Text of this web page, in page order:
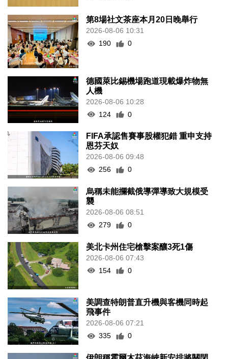
第8場社文茶座本月20日晚舉行
2026-08-06 10:31
190
0
德國萊比錫機場跑道現載爆炸物無
人機
2026-08-06 10:28
124
0
FIFA承認售賽事股權犯錯 重申支持
恩芬天奴
2026-08-06 09:48
256
0
烏稱未能攔截俄導彈導致大規模受
襲
2026-08-06 08:51
279
0
美北卡州住宅槍擊案釀3死1傷
2026-08-06 07:43
154
0
美調查特朗普直升機與客機同時起
飛事件
2026-08-06 07:21
335
0